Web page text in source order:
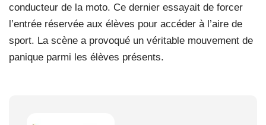
conducteur de la moto. Ce dernier essayait de forcer
l’entrée réservée aux élèves pour accéder à l’aire de
sport. La scène a provoqué un véritable mouvement de
panique parmi les élèves présents.